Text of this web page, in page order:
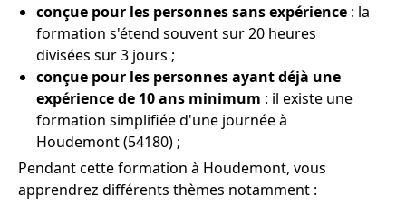
conçue pour les personnes sans expérience : la
formation s'étend souvent sur 20 heures
divisées sur 3 jours ;
conçue pour les personnes ayant déjà une
expérience de 10 ans minimum : il existe une
formation simplifiée d'une journée à
Houdemont (54180) ;
Pendant cette formation à Houdemont, vous
apprendrez différents thèmes notamment :